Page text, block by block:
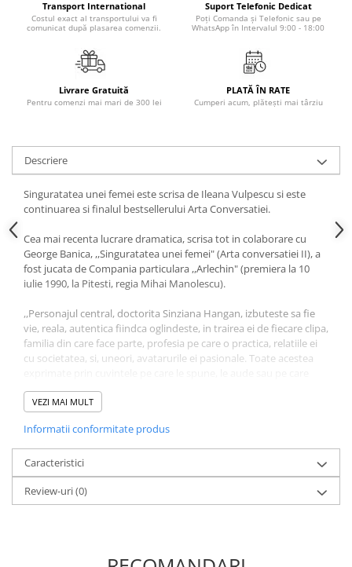
Starea de bine
Beletristica
Biografii, Memorii, Jurnale
Carti pentru Adolescenti, Young
Adult
Crime, Thriller, Mistery
Literatura Romana
Literatura Universala
Poezie
romantice
Senzatii/Dragoste
Senzatii/Erotic
Senzatii/Thriller
SF & Fantasy
Teatru
Teens Book Club
Umor
Transport International
Costul exact al transportului va fi
comunicat după plasarea comenzii.
Suport Telefonic Dedicat
Poți Comanda și Telefonic sau pe
WhatsApp în Intervalul 9:00 - 18:00
Livrare Gratuită
Pentru comenzi mai mari de 300 lei
PLATĂ ÎN RATE
Cumperi acum, plătești mai târziu
Descriere
Singuratatea unei femei este scrisa de Ileana Vulpescu si este
continuarea si finalul bestsellerului Arta Conversatiei.
Cea mai recenta lucrare dramatica, scrisa tot in colaborare cu
George Banica, ,,Singuratatea unei femei" (Arta conversatiei II), a
fost jucata de Compania particulara ,,Arlechin" (premiera la 10
iulie 1990, la Pitesti, regia Mihai Manolescu).
,,Personajul central, doctorita Sinziana Hangan, izbuteste sa fie
vie, reala, autentica fiindca oglindeste, in trairea ei de fiecare clipa,
familia din care face parte, profesia pe care o practica, relatiile ei
cu societatea, si, uneori, avatarurile ei pasionale. Toate acestea
doar siesi si le rosteste. Asta fara sa mai amintim ,,atatea lucruri
pe care le stie" fara sa i le spuie nimeni...
Dincolo de frumusetile stilului, un stil de un scanteietor firesc, -
dincolo de vibratia autentica a eroilor si de reusitele tablouri de
gen, cartea este, in primul rand, a unui moralist preocupat sa afle
sensurile ascunse ale existentei, explicatia determinantelor
sufletesti." - N. Carandino - Convorbiri literare, dec. 1980.
VEZI MAI MULT
Informatii conformitate produs
Caracteristici
Review-uri(0)